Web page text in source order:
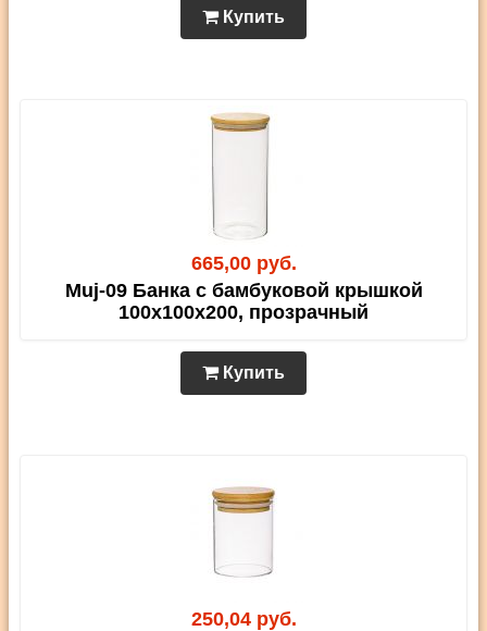
Купить
665,00 руб.
Muj-09 Банка с бамбуковой крышкой
100х100х200, прозрачный
Купить
250,04 руб.